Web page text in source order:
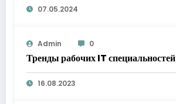
07.05.2024
Admin 0
Тренды рабочих IT специальностей
16.08.2023